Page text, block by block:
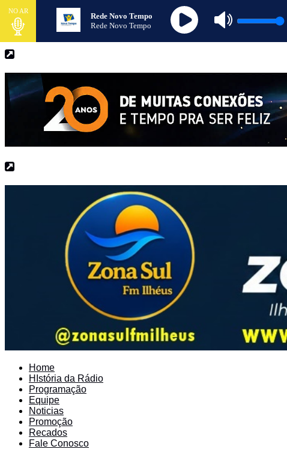
NO AR
Rede Novo Tempo
Rede Novo Tempo
Home
HIstória da Rádio
Programação
Equipe
Noticias
Promoção
Recados
Fale Conosco